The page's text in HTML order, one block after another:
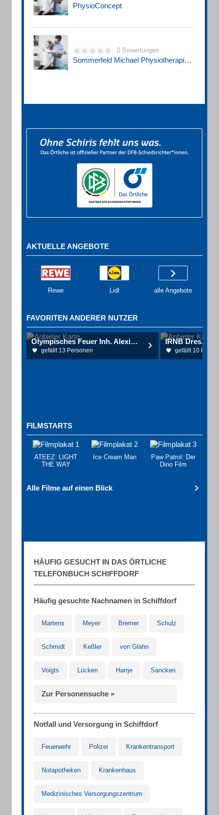
PhysioConcept
0 Bewertungen
Sommerfeld Michael Physiotherapiepraxis
AKTUELLE ANGEBOTE
Rewe Lidl alle Angebote
FAVORITEN ANDERER NUTZER
Olympisches Feuer Inh. Alexios Vaiou Restaurant
gefällt 13 Personen gefällt 10
FILMSTARTS
ATEEZ: LIGHT
THE WAY
Ice Cream Man
Paw Patrol: Der
Dino Film
Alle Filme auf einen Blick
HÄUFIG GESUCHT IN DAS ÖRTLICHE
TELEFONBUCH SCHIFFDORF
Häufig gesuchte Nachnamen in Schiffdorf
Martens Meyer Bremer Schulz
Schmidt Keßler von Glahn
Voigts Lücken Harrje Sancken
Zur Personensuche »
Notfall und Versorgung in Schiffdorf
Feuerwehr Polizei Krankentransport
Notapotheken Krankenhaus
Medizinisches Versorgungszentrum